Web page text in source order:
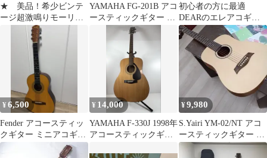
★ 美品！希少ビンテ
ージ超激鳴りモーリス
W20 弦高調整済み 試聴
音源動画有り★
YAMAHA FG-201B アコ
ースティックギター オ
レンジラベル
初心者の方に最適
DEARのエレアコギタ
ーDAC-480E普通にキレ
イなジャンク
¥6,500
Fender アコースティッ
クギター ミニアコギ
MA-1
¥ 14,000
YAMAHA F-330J 1998年
アコースティックギタ
¥9,980
S.Yairi YM-02/NT アコ
ースティックギター 本
体